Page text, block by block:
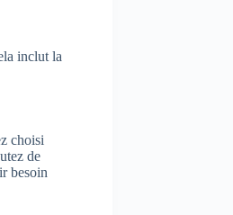
inclut la
choisi
de
besoin